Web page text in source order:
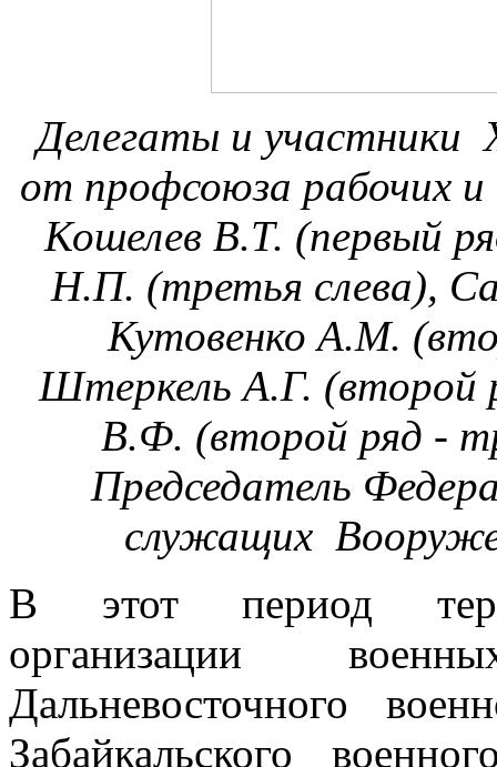
Делегаты и участники
от профсоюза рабочих
Кошелев В.Т. (первый
Н.П. (третья слева),
Кутовенко А.М.
Штеркель А.Г. (второй
В.Ф. (второй ряд -
Председатель
служащих
В этот период
организации
Дальневосточного
Забайкаль­ского